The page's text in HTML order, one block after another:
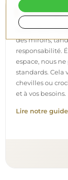
Montage
Nous nous
des miroirs,
responsabilité.
espace, nous
standards. Cela
chevilles ou
et à vos besoins.
Lire notre